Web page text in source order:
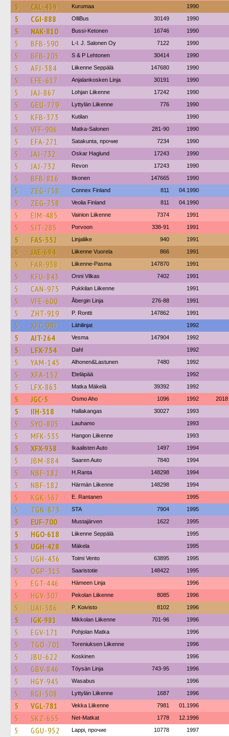
5 CAL-439 Kurumaa 1990
5 CGI-888 OlliBus 30149 1990
5 NAK-810 Bussi-Ketonen 16746 1990
5 BFB-590 L-l. J. Salonen Oy 7122 1990
5 BFB-205 S & P Lehtonen 30414 1990
5 AFJ-384 Liikenne Seppälä 147680 1990
5 EFE-617 Anjalankosken Linja 30191 1990
5 JAJ-867 Lohjan Liikenne 17242 1990
5 GEU-779 Lyttylän Liikenne 776 1990
5 KFB-373 Kutilan 1990
5 VFF-906 Matka-Salonen 281-90 1990
5 EFA-271 Satakunta, прочие 7234 1990
5 JAJ-732 Oskar Haglund 17243 1990
5 JAJ-732 Revon 17243 1990
5 BFB-816 Itkonen 147665 1990
5 ZEG-758 Connex Finland 811 04.1990
5 ZEG-758 Veolia Finland 811 04.1990
5 EIM-485 Vainion Liikenne 7374 1991
5 SJT-285 Porvoon 338-91 1991
5 FAS-352 Linjaliike 940 1991
5 JAE-694 Liikenne Vuorela 866 1991
5 FAR-938 Liikenne-Pasma 147870 1991
5 KFU-843 Onni Vilkas 7402 1991
5 CAN-975 Pukkilan Liikenne 1991
5 VFE-600 Åbergin Linja 276-88 1991
5 ZHT-919 P. Rontti 147862 1991
5 XFC-997 Lähilinjat 1992
5 AIT-264 Vesma 147904 1992
5 LFX-754 Dahl 1992
5 YAM-145 Alhonen&Lastunen 7480 1992
5 XFA-152 Eteläpää 1992
5 LFX-863 Matka Mäkelä 39392 1992
5 JGC-5 Osmo Aho 1096 1992 2018
5 IIH-318 Hallakangas 30027 1993
5 SYO-805 Lauhamo 1993
5 MFK-535 Hangon Liikenne 1993
5 XFX-938 Ikaalisten Auto 1497 1994
5 JBM-884 Saaren Auto 7840 1994
5 NBF-182 H.Ranta 148298 1994
5 NBF-182 Härmän Liikenne 148298 1994
5 KGK-567 E. Rantanen 1995
5 TGN-873 STA 7904 1995
5 EUF-700 Mustajärven 1622 1995
5 HGO-618 Liikenne Seppälä 1995
5 UGH-428 Mäkela 1995
5 UGH-436 Toimi Vento 63895 1995
5 OGP-315 Saaristotie 148422 1995
5 EGT-446 Hämeen Linja 1996
5 HGV-307 Pekolan Liikenne 8085 1996
5 UAI-586 P. Koivisto 8102 1996
5 IGK-981 Mikkolan Liikenne 701-96 1996
5 EGV-171 Pohjolan Matka 1996
5 TGO-701 Toreniuksen Liikenne 1996
5 JBU-622 Koskinen 1996
5 GBV-846 Töysän Linja 743-95 1996
5 HGY-945 Wasabus 1996
5 RGJ-508 Lyttylän Liikenne 1687 1996
5 VGL-781 Vekka Liikenne 7981 01.1996
5 SKZ-655 Net-Matkat 1778 12.1996
5 GGU-952 Lappi, прочие 10778 1997